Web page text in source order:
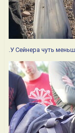
.У Сейнера чуть